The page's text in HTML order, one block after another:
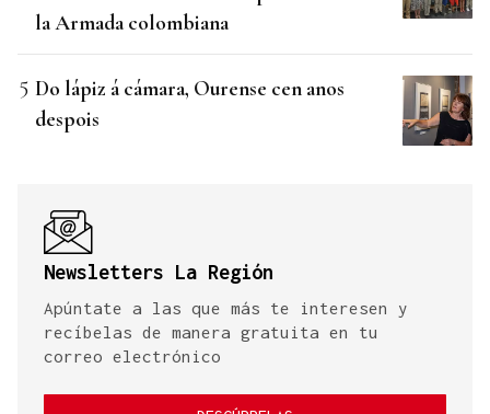
la Armada colombiana
Do lápiz á cámara, Ourense cen anos
despois
Newsletters La Región
Apúntate a las que más te interesen y
recíbelas de manera gratuita en tu
correo electrónico